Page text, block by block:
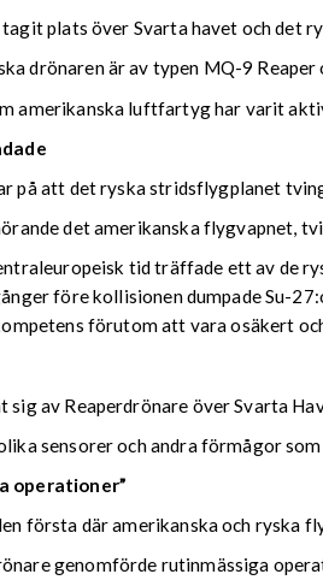
tagit plats över Svarta havet och det
drönaren är av typen MQ-9
amerikanska luftfartyg har varit
på att det ryska stridsflygplanet
det amerikanska flygvapnet,
tid träffade ett av de
före kollisionen dumpade Su-
förutom att vara osäkert
sig av Reaperdrönare över Svarta
sensorer och andra förmågor
operationer”
första där amerikanska och
genomförde rutinmässiga